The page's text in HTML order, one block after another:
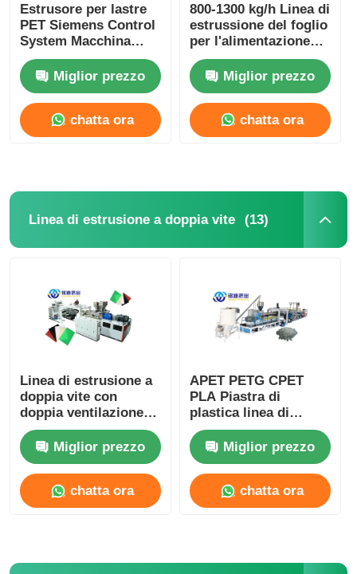
Calandria a rotoli
Estrusore per lastre
PET Siemens Control
System Macchina
completamente
automatica 20
tonnellate
Miglior prezzo
chatta ora
800-1300 kg/h Linea di
estrussione del foglio
per l'alimentazione
automatica degli
animali domestici per
il foglio da tazza
Miglior prezzo
chatta ora
Linea di estrusione a doppia vite (13)
Linea di estrusione a
doppia vite con
doppia ventilazione
APET PETG CPET
PLA Estrusore di
plastica 400-1200kg/h
Miglior prezzo
chatta ora
APET PETG CPET
PLA Piastra di
plastica linea di
estrusione doppia
vite 400-1200 kg/h
Miglior prezzo
chatta ora